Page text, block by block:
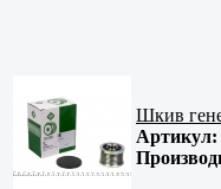
Шкив
Артикул: